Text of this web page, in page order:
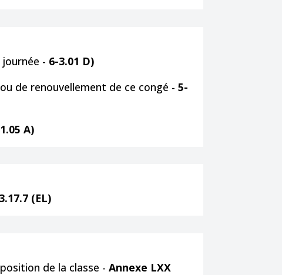
- 6-3.01 D)
de renouvellement de ce congé - 5-
A)
(EL)
de la classe - Annexe LXX